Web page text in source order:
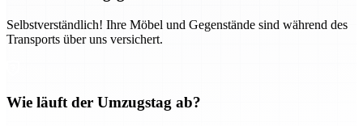
Selbstverständlich! Ihre Möbel und Gegenstände sind während des
Transports über uns versichert.
Wie läuft der Umzugstag ab?